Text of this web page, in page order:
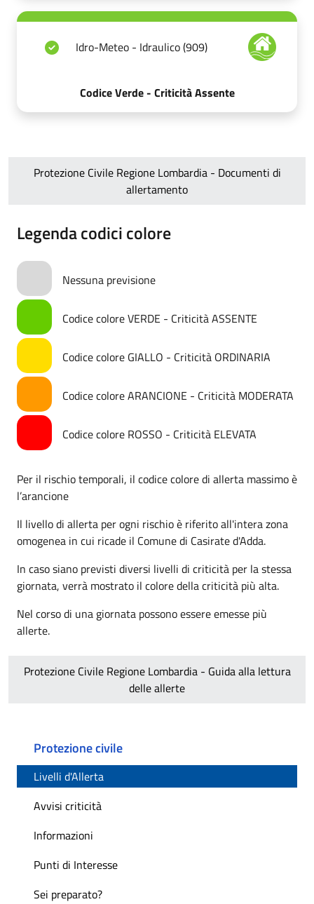
Idro-Meteo - Idraulico (909)
Codice Verde - Criticità Assente
Protezione Civile Regione Lombardia - Documenti di
allertamento
Legenda codici colore
Nessuna previsione
Codice colore VERDE - Criticità ASSENTE
Codice colore GIALLO - Criticità ORDINARIA
Codice colore ARANCIONE - Criticità MODERATA
Codice colore ROSSO - Criticità ELEVATA
Per il rischio temporali, il codice colore di allerta massimo è
l’arancione
Il livello di allerta per ogni rischio è riferito all'intera zona
omogenea in cui ricade il Comune di Casirate d'Adda.
In caso siano previsti diversi livelli di criticità per la stessa
giornata, verrà mostrato il colore della criticità più alta.
Nel corso di una giornata possono essere emesse più
allerte.
Protezione Civile Regione Lombardia - Guida alla lettura
delle allerte
Protezione civile
Livelli d'Allerta
Avvisi criticità
Informazioni
Punti di Interesse
Sei preparato?